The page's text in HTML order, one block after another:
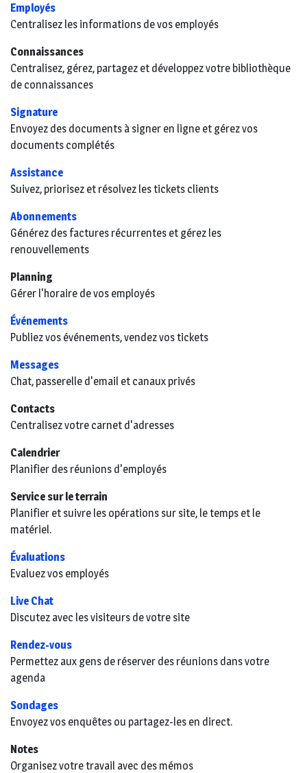
Employés
Centralisez les informations de vos employés
Connaissances
Centralisez, gérez, partagez et développez votre bibliothèque
de connaissances
Signature
Envoyez des documents à signer en ligne et gérez vos
documents complétés
Assistance
Suivez, priorisez et résolvez les tickets clients
Abonnements
Générez des factures récurrentes et gérez les
renouvellements
Planning
Gérer l'horaire de vos employés
Événements
Publiez vos événements, vendez vos tickets
Messages
Chat, passerelle d'email et canaux privés
Contacts
Centralisez votre carnet d'adresses
Calendrier
Planifier des réunions d'employés
Service sur le terrain
Planifier et suivre les opérations sur site, le temps et le
matériel.
Évaluations
Evaluez vos employés
Live Chat
Discutez avec les visiteurs de votre site
Rendez-vous
Permettez aux gens de réserver des réunions dans votre
agenda
Sondages
Envoyez vos enquêtes ou partagez-les en direct.
Notes
Organisez votre travail avec des mémos